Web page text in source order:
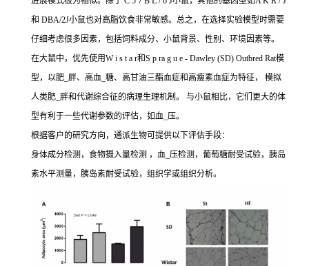
和 DBA/2J小鼠也对高脂饮食非常敏感。总之，在选择实验模型时需要
仔细考虑很多因素，包括饲料成分、小鼠背景、性别、环境因素等。
在大鼠中，优先使用W i s t a r和S p ra g u e - Dawley (SD) Outbred Rat模
型，以肥_胖、高血_糖、高甘油三酯血症和高瘦素血症为特征， 模拟
人类肥_胖和代谢综合征的病理生理机制。 与小鼠相比，它们更大的体
型有利于一些代谢参数的评估，如血_压。
根据客户的研究方向，通派生物可提供以下评估手段：
身体成分检测，食物摄入量检测 ，血_压检测，葡萄糖耐受试验，胰岛
素水平测量，胰岛素耐受试验，组织学或组织分析。